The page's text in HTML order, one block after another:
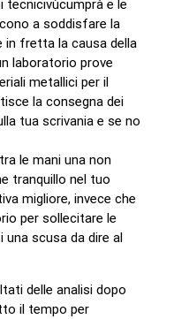
tecnicivùcumprà e le
a soddisfare la
in fretta la causa della
laboratorio prove
metallici per il
la consegna dei
tua scrivania e se no
le mani una non
tranquillo nel tuo
migliore, invece che
per sollecitare le
una scusa da dire al
delle analisi dopo
il tempo per